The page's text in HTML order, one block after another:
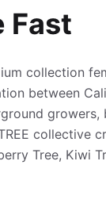
Fast
collection
between
growers,
collective
Tree, Kiwi